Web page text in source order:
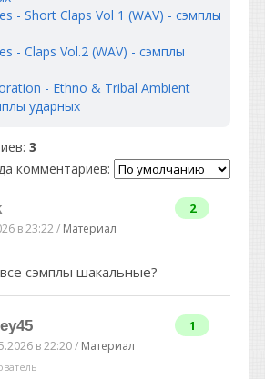
- Short Claps Vol 1 (WAV) - сэмплы
- Claps Vol.2 (WAV) - сэмплы
- Ethno & Tribal Ambient
ударных
: 3
комментариев:
в 23:22 / Материал
сэмплы шакальные?
2
в 22:20 / Материал
1